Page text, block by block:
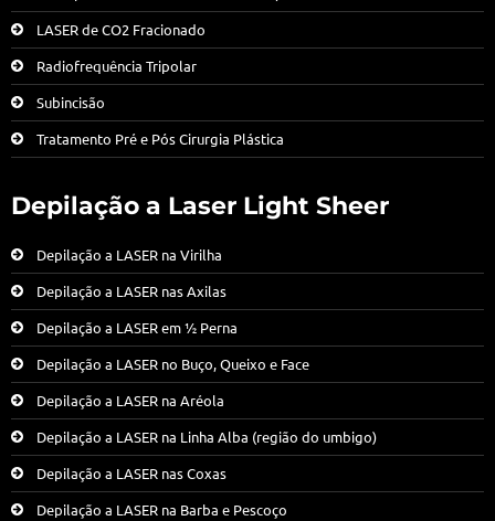
LASER de CO2 Fracionado
Radiofrequência Tripolar
Subincisão
Tratamento Pré e Pós Cirurgia Plástica
Depilação a Laser Light Sheer
Depilação a LASER na Virilha
Depilação a LASER nas Axilas
Depilação a LASER em ½ Perna
Depilação a LASER no Buço, Queixo e Face
Depilação a LASER na Aréola
Depilação a LASER na Linha Alba (região do umbigo)
Depilação a LASER nas Coxas
Depilação a LASER na Barba e Pescoço